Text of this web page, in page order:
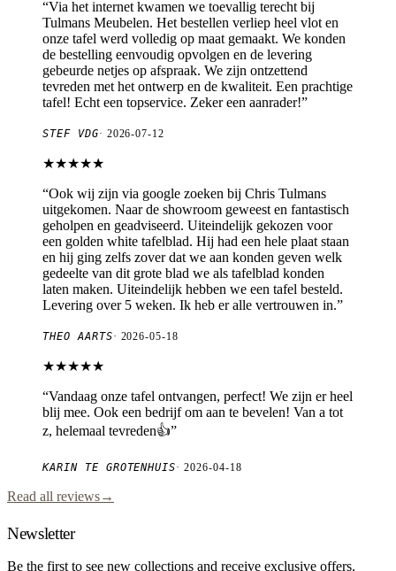
“Via het internet kwamen we toevallig terecht bij
Tulmans Meubelen. Het bestellen verliep heel vlot en
onze tafel werd volledig op maat gemaakt. We konden
de bestelling eenvoudig opvolgen en de levering
gebeurde netjes op afspraak. We zijn ontzettend
tevreden met het ontwerp en de kwaliteit. Een prachtige
tafel! Echt een topservice. Zeker een aanrader!”
STEF VDG· 2026-07-12
★★★★★
“Ook wij zijn via google zoeken bij Chris Tulmans
uitgekomen. Naar de showroom geweest en fantastisch
geholpen en geadviseerd. Uiteindelijk gekozen voor
een golden white tafelblad. Hij had een hele plaat staan
en hij ging zelfs zover dat we aan konden geven welk
gedeelte van dit grote blad we als tafelblad konden
laten maken. Uiteindelijk hebben we een tafel besteld.
Levering over 5 weken. Ik heb er alle vertrouwen in.”
THEO AARTS· 2026-05-18
★★★★★
“Vandaag onze tafel ontvangen, perfect! We zijn er heel
blij mee. Ook een bedrijf om aan te bevelen! Van a tot
z, helemaal tevreden👍”
KARIN TE GROTENHUIS·2026-04-18
Read all reviews→
Newsletter
Be the first to see new collections and receive exclusive offers.